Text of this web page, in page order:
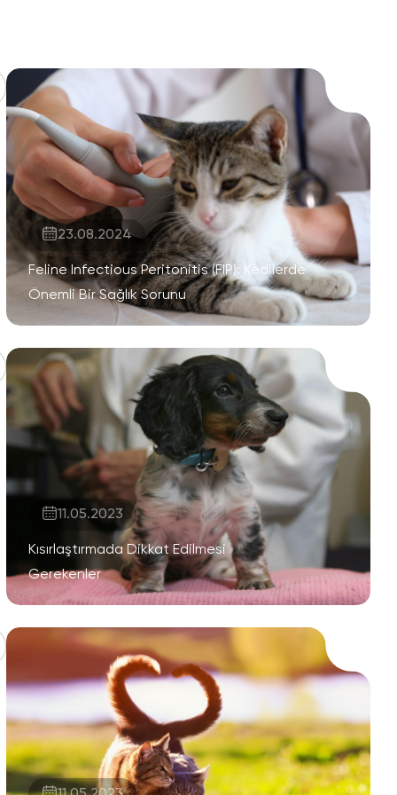
23.08.2024
Feline Infectious Peritonitis (FIP): Kedilerde
Önemli Bir Sağlık Sorunu
11.05.2023
Kısırlaştırmada Dikkat Edilmesi
Gerekenler